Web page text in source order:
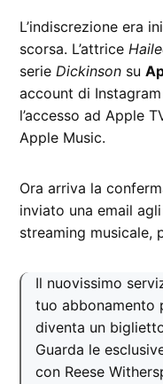
L’indiscrezione era
scorsa. L’attrice
serieDickinson su
account di
l’accesso ad Apple
Apple Music.
Ora arriva la
inviato una email
streaming musicale,
Il nuovissimo
tuo abbonamento
diventa un
Guarda le
con Reese